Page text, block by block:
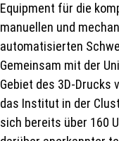
Equipment für die
manuellen und
automatisierten
Gemeinsam mit der
Gebiet des 3D-Drucks
das Institut in der
sich bereits über 160